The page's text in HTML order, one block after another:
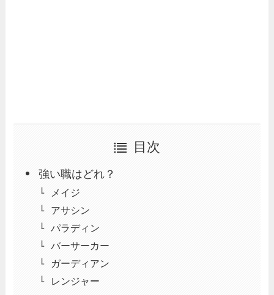
目次
強い職はどれ？
メイジ
アサシン
パラディン
バーサーカー
ガーディアン
レンジャー